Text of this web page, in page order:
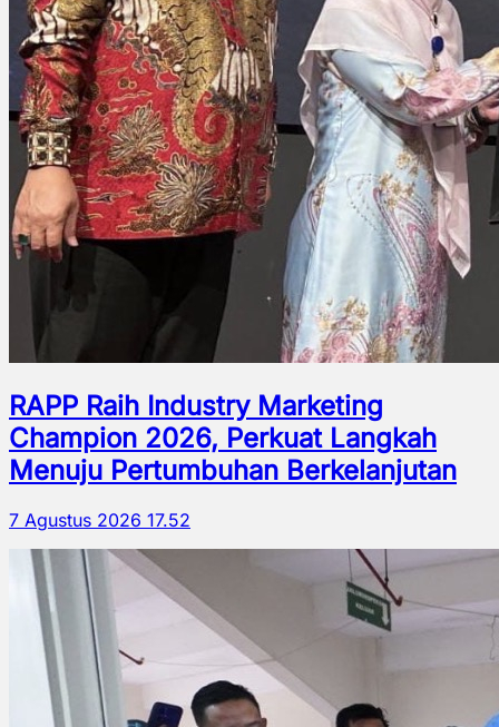
RAPP Raih Industry Marketing
Champion 2026, Perkuat Langkah
Menuju Pertumbuhan Berkelanjutan
7 Agustus 2026 17.52